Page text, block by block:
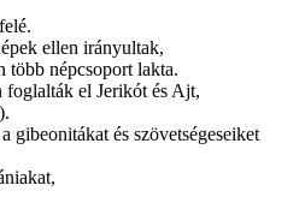
ellen irányultak,
több népcsoport lakta.
foglalták el Jerikót és Ajt,
gibeonitákat és szövetségeseiket